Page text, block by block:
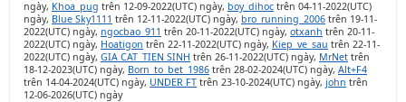
ngày, Khoa_pug trên 12-09-2022(UTC) ngày, boy_dihoc trên 04-11-2022(UTC)
ngày, Blue Sky1111 trên 12-11-2022(UTC) ngày, bro_running_2006 trên 19-11-
2022(UTC) ngày, ngocbao_911 trên 20-11-2022(UTC) ngày, otxanh trên 20-11-
2022(UTC) ngày, Hoatigon trên 22-11-2022(UTC) ngày, Kiep_ve_sau trên 22-11-
2022(UTC) ngày, GIA CAT_TIEN SINH trên 26-11-2022(UTC) ngày, MrNet trên
18-12-2023(UTC) ngày, Born_to_bet_1986 trên 28-02-2024(UTC) ngày, Alt+F4
trên 14-04-2024(UTC) ngày, UNDER FT trên 23-10-2024(UTC) ngày, john trên
12-06-2026(UTC) ngày